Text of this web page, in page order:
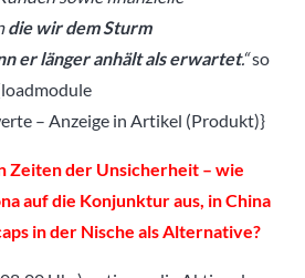
die wir dem Sturm
er länger anhält als erwartet.“so
– Anzeige in Artikel (Produkt)}
Zeiten der Unsicherheit – wie
auf die Konjunktur aus, in China
in der Nische als Alternative?